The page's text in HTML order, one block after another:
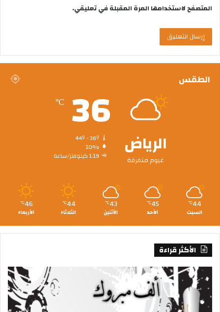
المتصفح لاستخدامها المرة المقبلة في تعليقي.
الطقس
الرياض
غيوم متفرقة
36
℃
10%
1.19 كيلومتر/ساعة
44
℃
السبت
45
℃
الأحد
43
℃
الأثنين
44
℃
الثلاثاء
46
℃
الأربعاء
الأكثر قراءة